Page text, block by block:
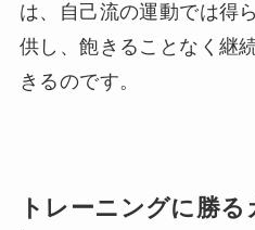
は、自己流の運動では得
供し、飽きることなく継
きるのです。
トレーニングに勝